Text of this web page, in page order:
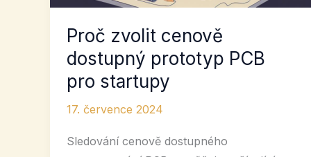
Proč zvolit cenově
dostupný prototyp PCB
pro startupy
17. července 2024
Sledování cenově dostupného